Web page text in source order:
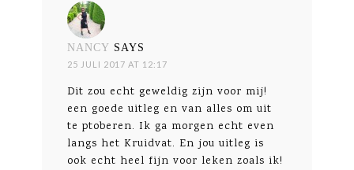
NANCY SAYS
25 JULI 2017 AT 12:17
Dit zou echt geweldig zijn voor mij!
een goede uitleg en van alles om uit
te ptoberen. Ik ga morgen echt even
langs het Kruidvat. En jou uitleg is
ook echt heel fijn voor leken zoals ik!